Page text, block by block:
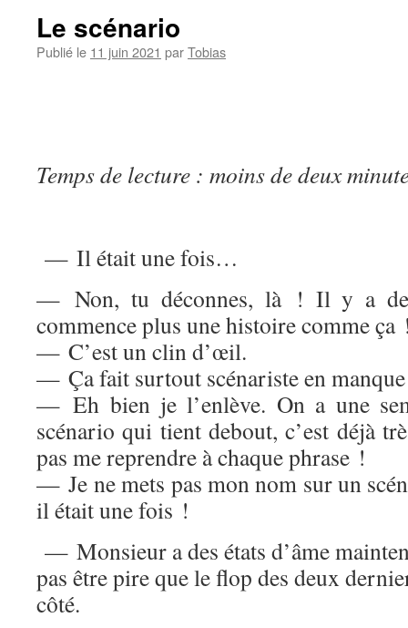
Le scénario
Publié le 11 juin 2021 parTobias
Temps de lecture : moins de deux
— Il était une fois…
— Non, tu déconnes, là ! Il y a
commence plus une histoire comme ça
— C’est un clin d’œil.
— Ça fait surtout scénariste en
— Eh bien je l’enlève. On a une
scénario qui tient debout, c’est déjà
pas me reprendre à chaque phrase !
— Je ne mets pas mon nom sur un
il était une fois !
— Monsieur a des états d’âme
pas être pire que le flop des deux
côté.